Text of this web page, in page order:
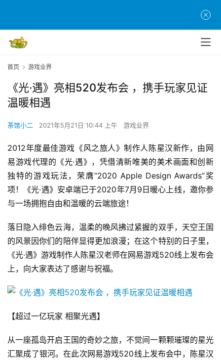
首页 游戏业界
《光·遇》亮相520发布会 ，携手玩家见证
温暖相遇
茶馆小二 2021年5月21日 10:44 上午 游戏业界
2012年度最佳游戏《风之旅人》制作人陈星汉新作，由网
易游戏代理的《光·遇》，凭借清新唯美的美术画面和创新
独特的游戏玩法，荣膺“2020 Apple Design Awards”奖
项！《光·遇》安卓端已于2020年7月9日暖心上线，邀你参
与一场拥抱自由和温暖的云端旅途！
落日隐入绯色云海，温柔的晚风拂过紧握的双手，天空王国
的风景因你们的陪伴显得更加浪漫；在这个特别的日子里，
《光·遇》游戏制作人陈星汉老师在网易游戏520线上发布会
上，向大家表达了感谢与祝福。
【超过一亿玩家 相聚光遇】
从一座孤岛开启王国的奇妙之旅，不觉间一颗颗璀璨的星光
汇聚成了银河。在此次网易游戏520线上发布会中，陈星汉